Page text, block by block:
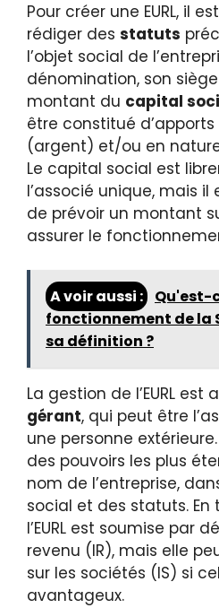
Pour créer une EURL, il
rédiger des statuts
l’objet social de
dénomination, son
montant du capital
être constitué
(argent) et/ou en
Le capital social est
l’associé unique, mais
de prévoir un montant
assurer le
A voir aussi :
Qu'est-
fonctionnement de la
sa définition ?
La gestion de l’EURL est
gérant, qui peut être
une personne
des pouvoirs les plus
nom de l’entreprise,
social et des statuts. En
l’EURL est soumise par
revenu (IR), mais elle
sur les sociétés (IS) si
avantageux.